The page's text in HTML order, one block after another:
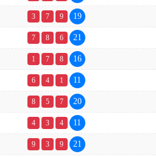
3 7 9 19
7 8 6 21
1 7 8 16
6 4 1 11
8 5 7 20
4 3 4 11
9 3 9 21